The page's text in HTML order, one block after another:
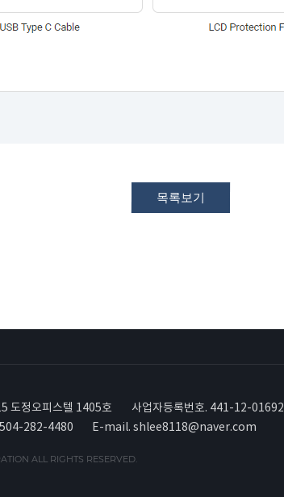
도정오피스텔 1405호
사업자등록번호. 441-12-01692
282-4480
E-mail. shlee8118@naver.com
ALL RIGHTS RESERVED.